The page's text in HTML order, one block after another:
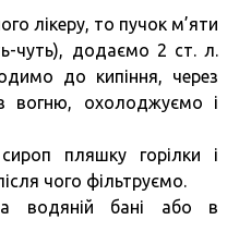
лікеру, то пучок м’яти
чуть), додаємо 2 ст. л.
до кипіння, через
вогню, охолоджуємо і
пляшку горілки і
чого фільтруємо.
водяній бані або в